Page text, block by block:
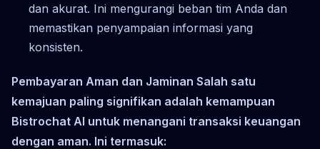
dan akurat. Ini mengurangi beban tim Anda dan
memastikan penyampaian informasi yang
konsisten.
Pembayaran Aman dan Jaminan Salah satu
kemajuan paling signifikan adalah kemampuan
Bistrochat AI untuk menangani transaksi keuangan
dengan aman. Ini termasuk: